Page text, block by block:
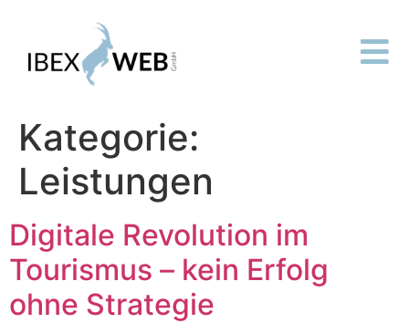
Kategorie:
Leistungen
Digitale Revolution im
Tourismus – kein Erfolg
ohne Strategie